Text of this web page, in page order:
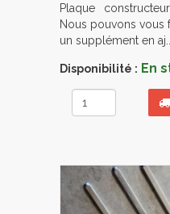
Plaque
Nous pouvons vous
un supplément en aj...
Disponibilité : En